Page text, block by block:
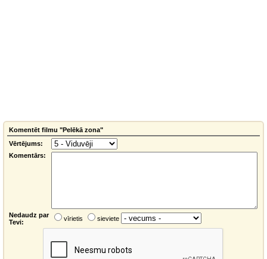
Komentēt filmu "Pelēkā zona"
Vērtējums:
Komentārs:
Nedaudz par
Tevi:
vīrietis sieviete